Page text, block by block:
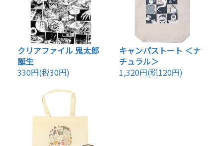
クリアファイル 鬼太郎
誕生
330円(税30円)
キャンパストート ＜ナ
チュラル＞
1,320円(税120円)